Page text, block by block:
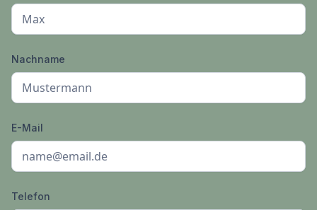
Nachname
E-Mail
Telefon